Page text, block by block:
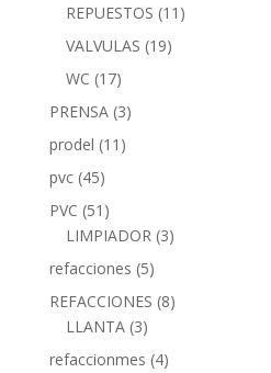
REPUESTOS (11)
VALVULAS (19)
WC (17)
PRENSA (3)
prodel (11)
pvc (45)
PVC (51)
LIMPIADOR (3)
refacciones (5)
REFACCIONES (8)
LLANTA (3)
refaccionmes (4)